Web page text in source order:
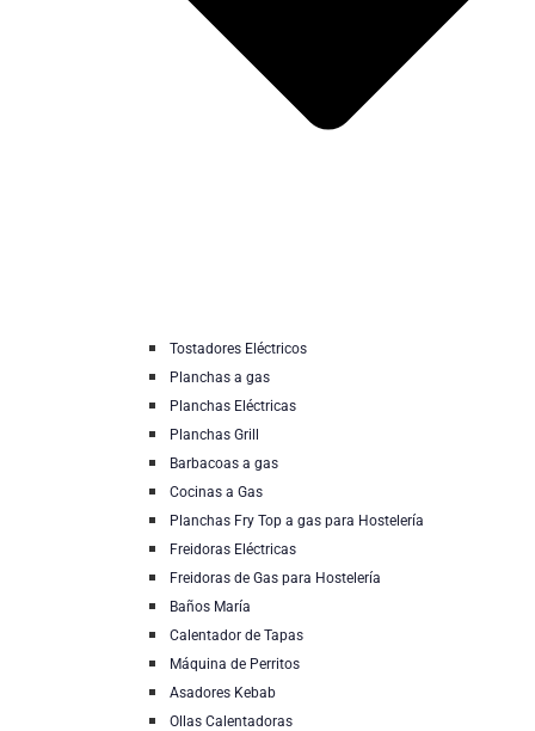
Tostadores Eléctricos
Planchas a gas
Planchas Eléctricas
Planchas Grill
Barbacoas a gas
Cocinas a Gas
Planchas Fry Top a gas para Hostelería
Freidoras Eléctricas
Freidoras de Gas para Hostelería
Baños María
Calentador de Tapas
Máquina de Perritos
Asadores Kebab
Ollas Calentadoras